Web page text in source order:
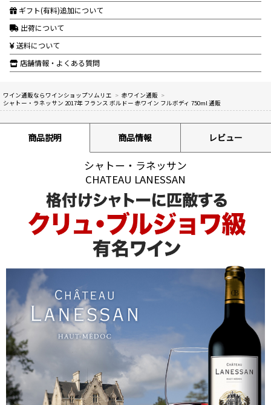
ギフト(有料)追加について
出荷について
送料について
店舗情報・よくある質問
ワイン通販ならワインショップソムリエ > 赤ワイン通販 >
シャトー・ラネッサン 2017年 フランス ボルドー 赤ワイン フルボディ 750ml 通販
商品説明 商品情報 レビュー
シャトー・ラネッサン
CHATEAU LANESSAN